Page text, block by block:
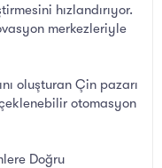
hızlandırıyor.
merkezleriyle
oluşturan Çin pazarı
otomasyon
Doğru